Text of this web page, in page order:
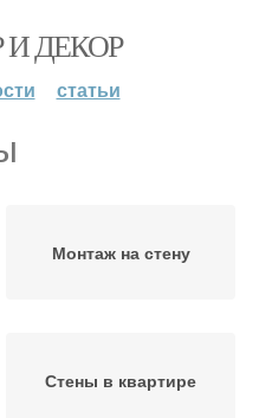
И ДЕКОР
статьи
Монтаж на стену
Стены в квартире